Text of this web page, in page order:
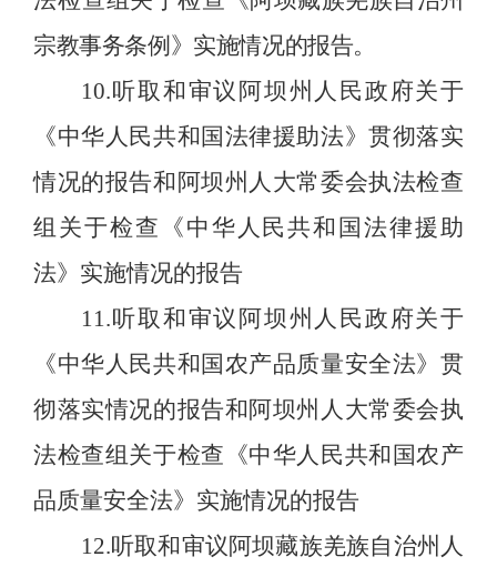
宗教事务条例》实施情况的报告。
10.听取和审议阿坝州人民政府关于
《中华人民共和国法律援助法》贯彻落实
情况的报告和阿坝州人大常委会执法检查
组关于检查《中华人民共和国法律援助
法》实施情况的报告
11.听取和审议阿坝州人民政府关于
《中华人民共和国农产品质量安全法》贯
彻落实情况的报告和阿坝州人大常委会执
法检查组关于检查《中华人民共和国农产
品质量安全法》实施情况的报告
12.听取和审议阿坝藏族羌族自治州人